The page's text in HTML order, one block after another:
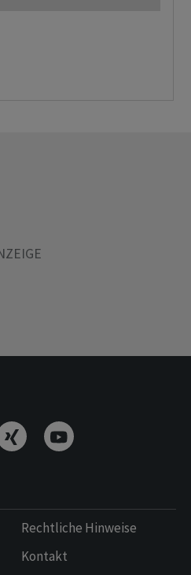
Rechtliche Hinweise
Kontakt